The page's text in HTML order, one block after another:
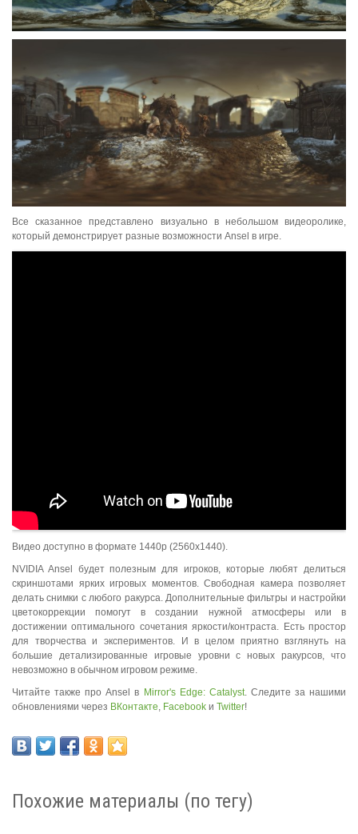
Все сказанное представлено визуально в небольшом видеоролике,
который демонстрирует разные возможности Ansel в игре.
Видео доступно в формате 1440p (2560x1440).
NVIDIA Ansel будет полезным для игроков, которые любят делиться
скриншотами ярких игровых моментов. Свободная камера позволяет
делать снимки с любого ракурса. Дополнительные фильтры и настройки
цветокоррекции помогут в создании нужной атмосферы или в
достижении оптимального сочетания яркости/контраста. Есть простор
для творчества и экспериментов. И в целом приятно взглянуть на
большие детализированные игровые уровни с новых ракурсов, что
невозможно в обычном игровом режиме.
Читайте также про Ansel в Mirror's Edge: Catalyst. Следите за нашими
обновлениями через ВКонтакте, Facebook и Twitter!
Похожие материалы (по тегу)